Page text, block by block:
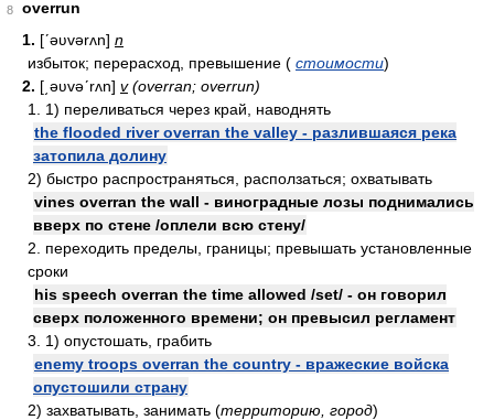
8
overrun
1. [ʹəʋvərʌn] n
избыток; перерасход, превышение ( стоимости)
2. [͵əʋvəʹrʌn] v(overran; overrun)
1. 1) переливаться через край, наводнять
the flooded river overran the valley - разлившаяся река
затопила долину
2) быстро распространяться, расползаться; охватывать
vines overran the wall - виноградные лозы поднимались
вверх по стене /оплели всю стену/
2. переходить пределы, границы; превышать установленные
сроки
his speech overran the time allowed /set/ - он говорил
сверх положенного времени; он превысил регламент
3. 1) опустошать, грабить
enemy troops overran the country - вражеские войска
опустошили страну
2) захватывать, занимать (территорию, город)